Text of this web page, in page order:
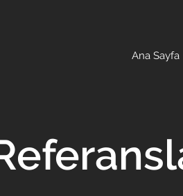
Ana Sayfa